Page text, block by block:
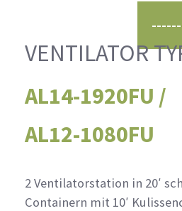
VENTILATOR
AL14-1920FU /
AL12-1080FU
2 Ventilatorstation in 20′
Containern mit 10′